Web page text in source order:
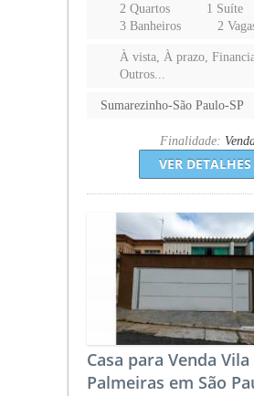
2 Quartos
1 Suíte
3 Banheiros
2
À vista, À prazo,
Outros...
Sumarezinho-São Paulo-SP
Finalidade:
VER DETALHES
Casa para Venda Vila
Palmeiras em São